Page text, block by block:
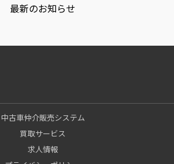
最新のお知らせ
中古車仲介販売システム
買取サービス
求人情報